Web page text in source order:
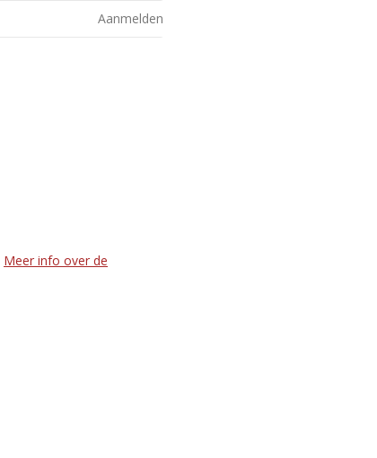
Aanmelden
Meer info over de